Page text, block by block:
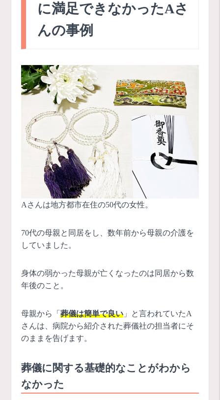
に満足できなかったAさ
んの事例
Aさんは地方都市在住の50代の女性。
70代の母親と同居をし、数年前から母親の介護を
していました。
身体の弱かった母親が亡くなったのは同居から数
年後のこと。
母親から「 葬儀は簡単で良い 」と言われていたA
さんは、病院から紹介された葬儀社の担当者にそ
のままを告げます。
葬儀に関する基礎的なことがわから
なかった